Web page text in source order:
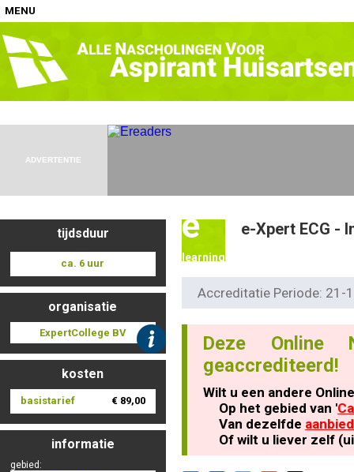
MENU
Home
Nascholingen op locatie (agenda)
Nascholingen online (elearning)
Nascholing aanmelden
ADVERTENTIE
tijdsduur
ca. 6 uur
organisatie
ExpertCollege BV
kosten
basistarief € 89,00
informatie
gebied:
e
learning
e-Xpert ECG -
Accreditatie Periode:
Deze Online
geaccrediteerd!
Wilt u een andere
Op het gebied van '
Van dezelfde
Of wilt u liever zelf